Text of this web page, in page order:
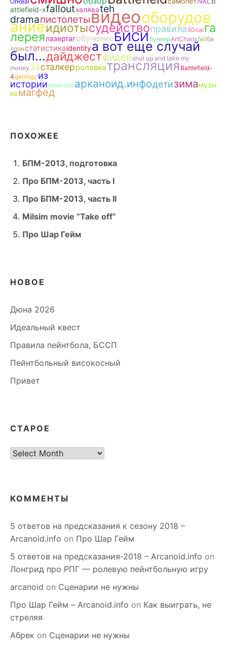
attlefield-xfalloutхаляваteh
dramaпистолетывидеооборудов
аниеидиотысудействоправила 50calга
лереялазертагобучениеБИСИбункерArtChaosfailба
ллонстатистикаidentityа вот еще случай
был...дайджестфидерshut up and take my
money ЗЗсталкерролевкатрансляция Battlefield-
4geology из
историиtimekillerарканоид.инфодетизимамузы
камагфед
ПОХОЖЕЕ
БПМ-2013, подготовка
Про БПМ-2013, часть I
Про БПМ-2013, часть II
Milsim movie “Take off”
Про Шар Гейм
НОВОЕ
Дюна 2026
Идеальный квест
Правила пейнтбола, БССП
Пейнтбольный високосный
Привет
СТАРОЕ
старое
КОММЕНТЫ
5 ответов на предсказания к сезону 2018 –
Arcanoid.info on Про Шар Гейм
5 ответов на предсказания-2018 – Arcanoid.info on
Лонгрид про РПГ — ролевую пейнтбольную игру
arcanoid on Сценарии не нужны
Про Шар Гейм – Arcanoid.info on Как выиграть, не
стреляя
Абрек on Сценарии не нужны